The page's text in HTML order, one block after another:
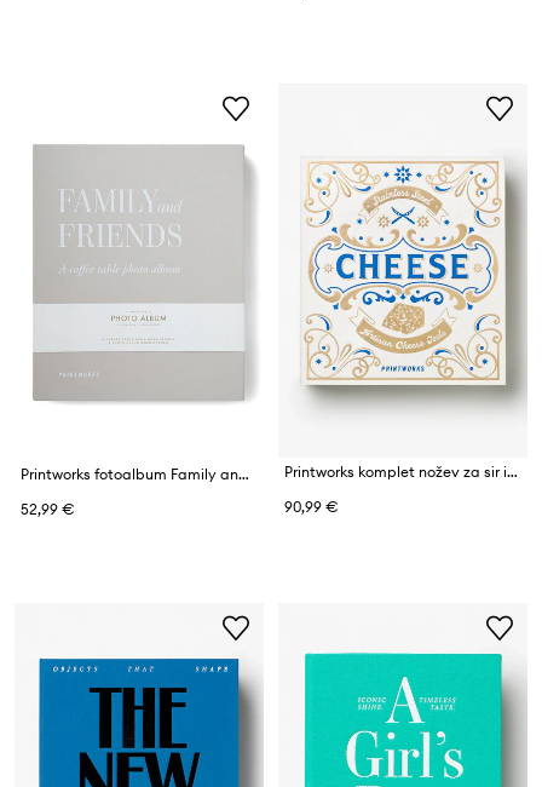
Printworks fotoalbum Family and Friends
52,99 €
Printworks komplet nožev za sir iz nerjavečega jekla
90,99 €